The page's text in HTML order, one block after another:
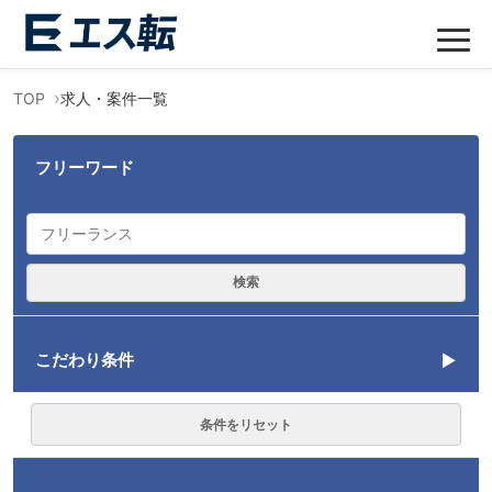
TOP 求人・案件一覧
フリーワード
検索
こだわり条件
条件をリセット